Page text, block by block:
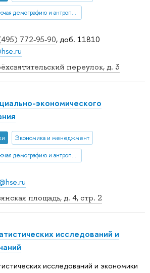
772-95-90, доб. 11810
переулок, д. 3
Социология (включая демографию и антропологию)
площадь, д. 4, стр. 2
экономического
Экономика и менеджмент
Социология (включая демографию и антропологию)
исследований и
исследований и экономики